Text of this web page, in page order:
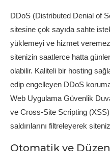
DDoS (Distributed Denial of
sitesine çok sayıda sahte
yüklemeyi ve hizmet
sitenizin saatlerce hatta
olabilir. Kaliteli bir hosting
edip engelleyen DDoS
Web Uygulama Güvenlik
ve Cross-Site Scripting
saldırılarını filtreleyerek
Otomatik ve